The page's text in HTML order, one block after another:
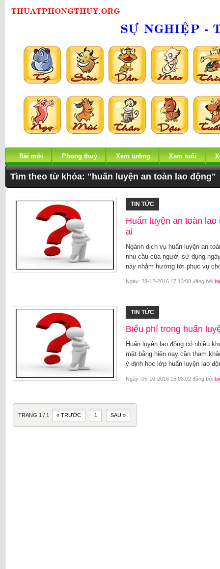
Bài mới Phong thuỷ Xem tướng Xem tuổi
Tìm theo từ khóa: "huấn luyện an toàn lao động"
TIN TỨC
Huấn luyện an toàn
ai
Ngành dịch vụ huấn luyện an
nhu cầu của người sử dụng
này nhằm hướng tới phục vụ
Ngày: 28-12-2016 17:13:08 đăng bởi
TIN TỨC
Biểu phí trong huấn
Huấn luyện lao động có nhiều
mặt bằng hiện nay cần tham
ý định học lớp huấn luyện lao
Ngày: 05-10-2016 15:03:02 đăng bởi
TRANG 1 / 1 « TRƯỚC 1 SAU »